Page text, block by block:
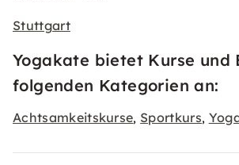
Stuttgart
Yogakate bietet Kurse und
folgenden Kategorien an:
Achtsamkeitskurse, Sportkurs,